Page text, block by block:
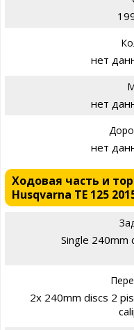
нет
нет
нет
Ходовая часть и
Husqvarna TE 125
Single 240mm
2x 240mm discs 2